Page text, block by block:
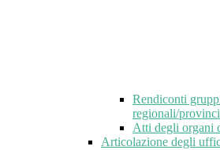
Rendiconti
regionali/
Atti degli organi
Articolazione degli